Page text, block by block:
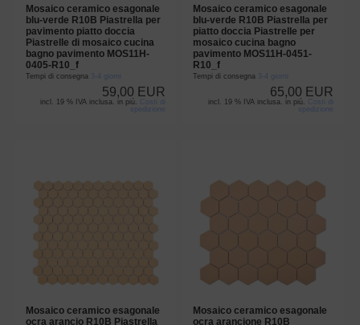
Mosaico ceramico esagonale
blu-verde R10B Piastrella per
pavimento piatto doccia
Piastrelle di mosaico cucina
bagno pavimento MOS11H-
0405-R10_f
Tempi di consegna 3-4 giorni
59,00 EUR
incl. 19 % IVA inclusa. in più.
Costi di
spedizione
Mosaico ceramico esagonale
blu-verde R10B Piastrella per
piatto doccia Piastrelle per
mosaico cucina bagno
pavimento MOS11H-0451-
R10_f
Tempi di consegna 3-4 giorni
65,00 EUR
incl. 19 % IVA inclusa. in più.
Costi di
spedizione
Mosaico ceramico esagonale
ocra arancio R10B Piastrella
Mosaico ceramico esagonale
ocra arancione R10B